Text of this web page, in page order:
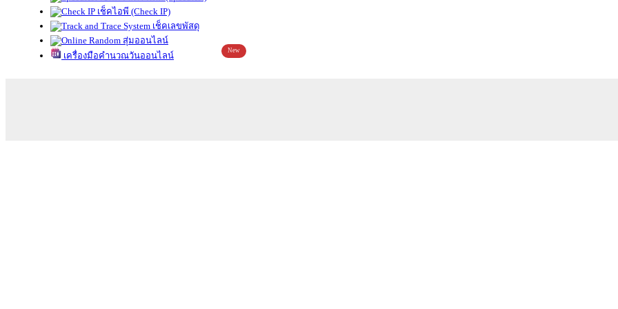
เช็คไอพี (Check IP)
เช็คเลขพัสดุ
สุ่มออนไลน์
เครื่องมือคำนวณวันออนไลน์
New